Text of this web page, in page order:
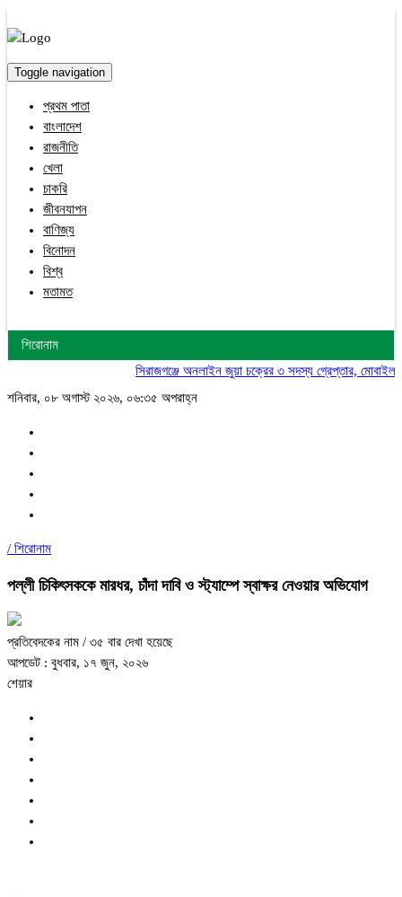
Toggle navigation
প্রথম পাতা
বাংলাদেশ
রাজনীতি
খেলা
চাকরি
জীবনযাপন
বাণিজ্য
বিনোদন
বিশ্ব
মতামত
শিরোনাম
সিরাজগঞ্জে অনলাইন জুয়া চক্রের ৩ সদস্য গ্রেপ্তার, মোবাইল ও
শনিবার, ০৮ অগাস্ট ২০২৬, ০৬:৩৫ অপরাহ্ন
/ শিরোনাম
পল্লী চিকিৎসককে মারধর, চাঁদা দাবি ও স্ট্যাম্পে স্বাক্ষর নেওয়ার অভিযোগ
প্রতিবেদকের নাম / ৩৫ বার দেখা হয়েছে
আপডেট : বুধবার, ১৭ জুন, ২০২৬
শেয়ার